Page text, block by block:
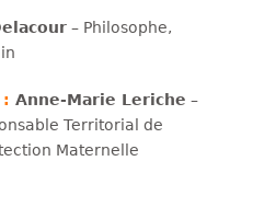
– Philosophe,
Anne-Marie Leriche –
Territorial de
Maternelle